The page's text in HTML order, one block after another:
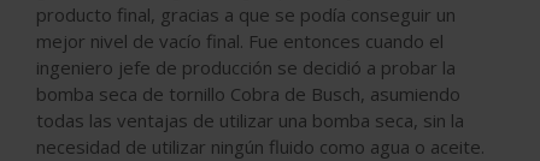
producto final, gracias a que se podía conseguir un
mejor nivel de vacío final. Fue entonces cuando el
ingeniero jefe de producción se decidió a probar la
bomba seca de tornillo Cobra de Busch, asumiendo
todas las ventajas de utilizar una bomba seca, sin la
necesidad de utilizar ningún fluido como agua o aceite.